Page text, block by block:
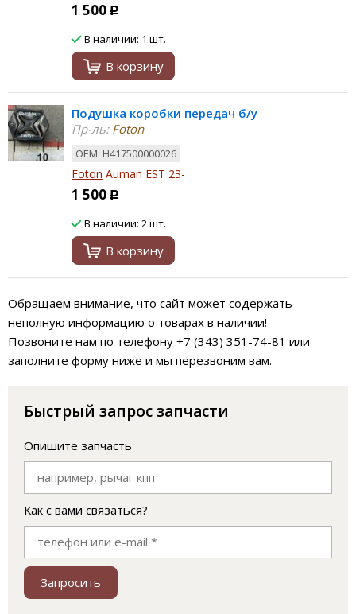
1 500 Р
В наличии: 1 шт.
В корзину
Подушка коробки передач б/у
Пр-ль:Foton
ОЕМ: H417500000026
Foton Auman EST 23-
1 500 Р
В наличии: 2 шт.
В корзину
Обращаем внимание, что сайт может содержать
неполную информацию о товарах в наличии!
Позвоните нам по телефону +7 (343) 351-74-81 или
заполните форму ниже и мы перезвоним вам.
Быстрый запрос запчасти
Опишите запчасть
Как с вами связаться?
Запросить